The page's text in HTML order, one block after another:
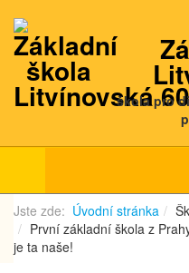
škola pro
Jste zde: Úvodní stránka
První základní škola z
je ta naše!